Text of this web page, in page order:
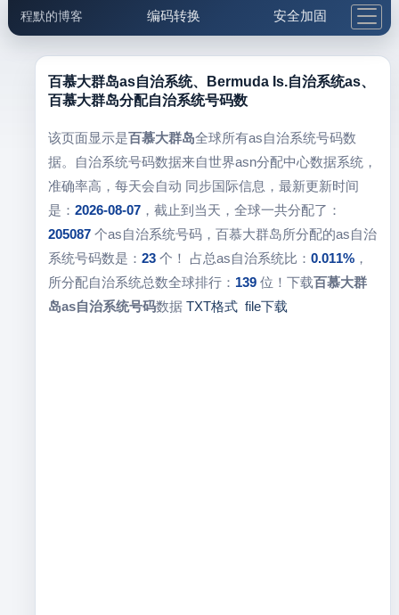
程默的博客 编码转换 安全加固
邮件工具 生活便民 更多工具
5.1支付宝大红包
百慕大群岛as自治系统、Bermuda Is.自治系统as、
百慕大群岛分配自治系统号码数
该页面显示是百慕大群岛全球所有as自治系统号码数
据。自治系统号码数据来自世界asn分配中心数据系统，
准确率高，每天会自动 同步国际信息，最新更新时间
是： 2026-08-07，截止到当天，全球一共分配了：
205087个as自治系统号码，百慕大群岛所分配的as自治
系统号码数是： 23个！ 占总as自治系统比： 0.011%，
所分配自治系统总数全球排行： 139位！下载百慕大群
岛as自治系统号码数据 TXT格式 file下载